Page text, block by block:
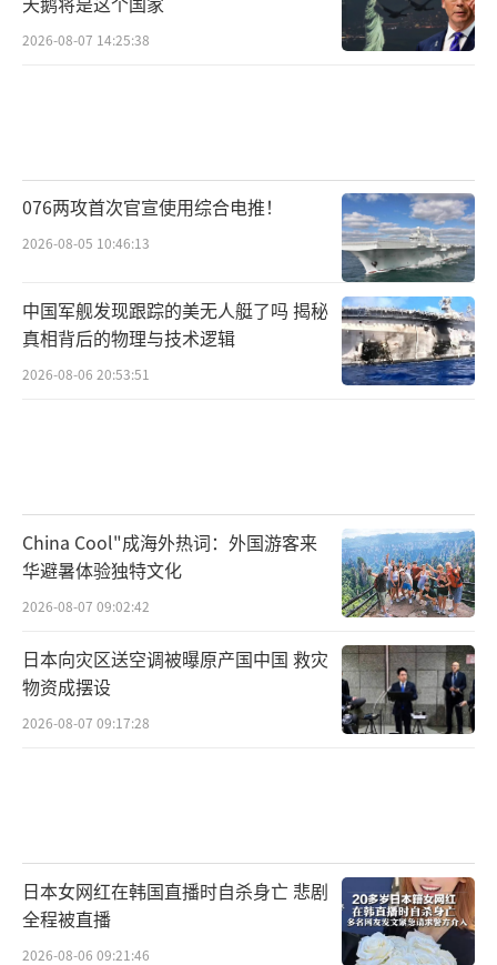
基远程导弹，展现了陆、海、空“三位一
体”战略核力量，让全世界都看到了解放军的
台湾学者黄奎博也表示，本次阅兵式展现
了解放军的体系化新布局，呈现了“三位一
体”核打击能力，外部势力必定感受到大陆在
西太平洋区域拒止能力的快速发展。
受阅的“鹰击-21”导弹 视觉中国
察打一体无人机、侦打突击无人战车、机
台军事专家梁国栋接受台湾“中央社”采
访时还指出，阅兵式上亮相的许多装备也配备
了反无人机武器，并展示了高能激光武器等反
无人机手段，这是非常新颖的防御概念。他认
为，这反映出大陆正全面应对现代化战争并总
结经验，同时通过发达的制造业研发、生产和
装备新型武器。
作战装备以及战略打击等作战力量在体系上的
完整性。台军在体系化作战方面还处于空白，
难以望到解放军尾灯。
2026-08-07 14:25:38
076两攻首次官宣使用综合电推！
2026-08-05 10:46:13
中国军舰发现跟踪的美无人艇了吗 揭秘
真相背后的物理与技术逻辑
2026-08-06 20:53:51
China Cool"成海外热词：外国游客来
华避暑体验独特文化
2026-08-07 09:02:42
日本向灾区送空调被曝原产国中国 救灾
物资成摆设
2026-08-07 09:17:28
日本女网红在韩国直播时自杀身亡 悲剧
全程被直播
2026-08-06 09:21:46